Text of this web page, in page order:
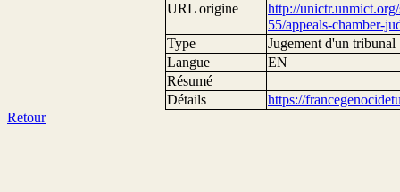
URL origine
http://
55/appeals-chamber-
Type
Jugement d'un tribunal
Langue
EN
Résumé
Détails
https://
Retour